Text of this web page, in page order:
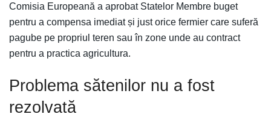
Comisia Europeană a aprobat Statelor Membre buget
pentru a compensa imediat și just orice fermier care suferă
pagube pe propriul teren sau în zone unde au contract
pentru a practica agricultura.
Problema sătenilor nu a fost
rezolvată